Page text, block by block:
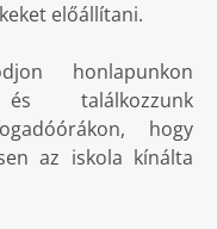
előállítani.
honlapunkon
találkozzunk
hogy
az iskola kínálta